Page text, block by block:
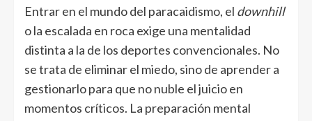
Entrar en el mundo del paracaidismo, el downhill
o la escalada en roca exige una mentalidad
distinta a la de los deportes convencionales. No
se trata de eliminar el miedo, sino de aprender a
gestionarlo para que no nuble el juicio en
momentos críticos. La preparación mental